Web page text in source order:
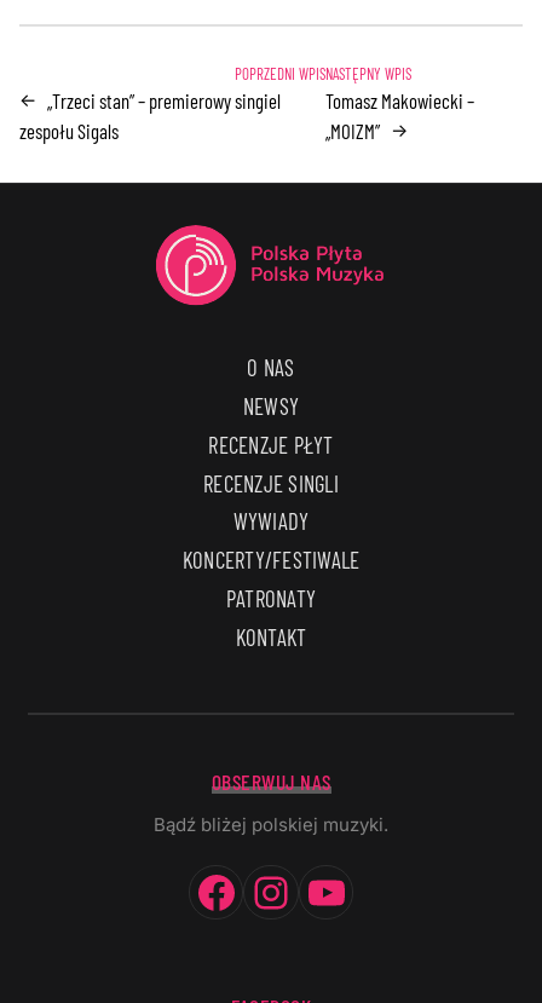
←
„Trzeci stan” – premierowy singiel
zespołu Sigals
Tomasz Makowiecki –
„MOIZM” →
O NAS
NEWSY
RECENZJE PŁYT
RECENZJE SINGLI
WYWIADY
KONCERTY/FESTIWALE
PATRONATY
KONTAKT
OBSERWUJ NAS
Bądź bliżej polskiej muzyki.
Facebook
Instagram